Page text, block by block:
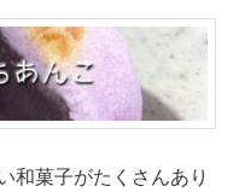
和菓子がたくさんあり